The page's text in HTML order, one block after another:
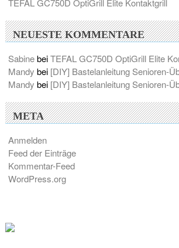
TEFAL GC750D OptiGrill Elite Kontaktgrill
NEUESTE KOMMENTARE
SabinebeiTEFAL GC750D OptiGrill Elite
Mandy bei [DIY] Bastelanleitung Senioren-
Mandy bei [DIY] Bastelanleitung Senioren-
META
Anmelden
Feed der Einträge
Kommentar-Feed
WordPress.org